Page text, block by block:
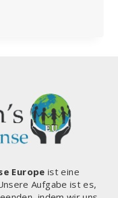
Europe ist eine
Aufgabe ist es,